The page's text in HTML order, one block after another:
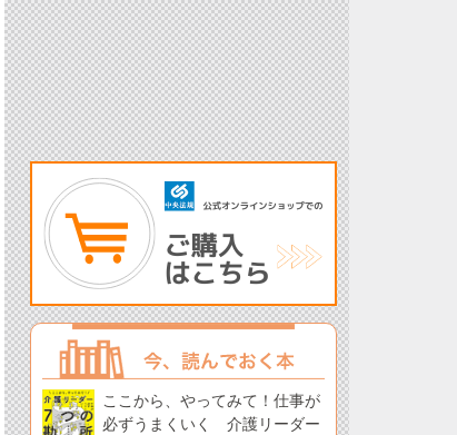
ここから、やってみて！仕事が
必ずうまくいく 介護リーダー